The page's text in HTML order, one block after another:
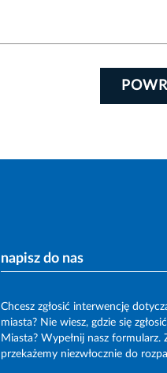
napisz do nas
Chcesz zgłosić interwencję
miasta? Nie wiesz, gdzie się
Miasta? Wypełnij nasz formularz.
przekażemy niezwłocznie do